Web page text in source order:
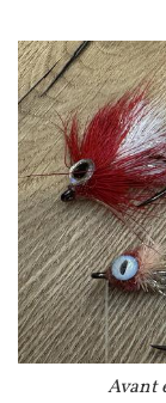
Image
Avant